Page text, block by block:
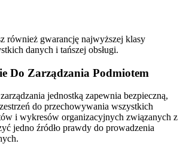
również gwarancję najwyższej klasy
danych i tańszej obsługi.
Do Zarządzania Podmiotem
jednostką zapewnia bezpieczną,
do przechowywania wszystkich
i wykresów organizacyjnych związanych z
jedno źródło prawdy do prowadzenia